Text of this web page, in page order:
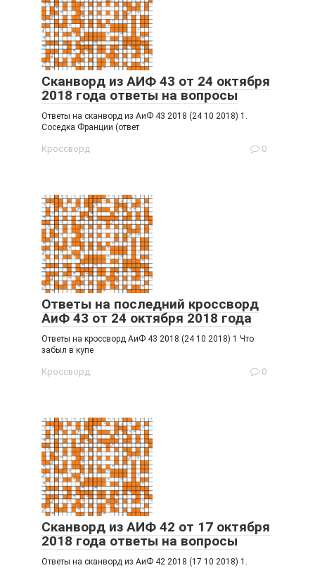
Сканворд из АИФ 43 от 24 октября
2018 года ответы на вопросы
Ответы на сканворд из АиФ 43 2018 (24 10 2018) 1.
Соседка Франции (ответ
Кроссворд 0
Ответы на последний кроссворд
АиФ 43 от 24 октября 2018 года
Ответы на кроссворд АиФ 43 2018 (24 10 2018) 1 Что
забыл в купе
Кроссворд 0
Сканворд из АИФ 42 от 17 октября
2018 года ответы на вопросы
Ответы на сканворд из АиФ 42 2018 (17 10 2018) 1.